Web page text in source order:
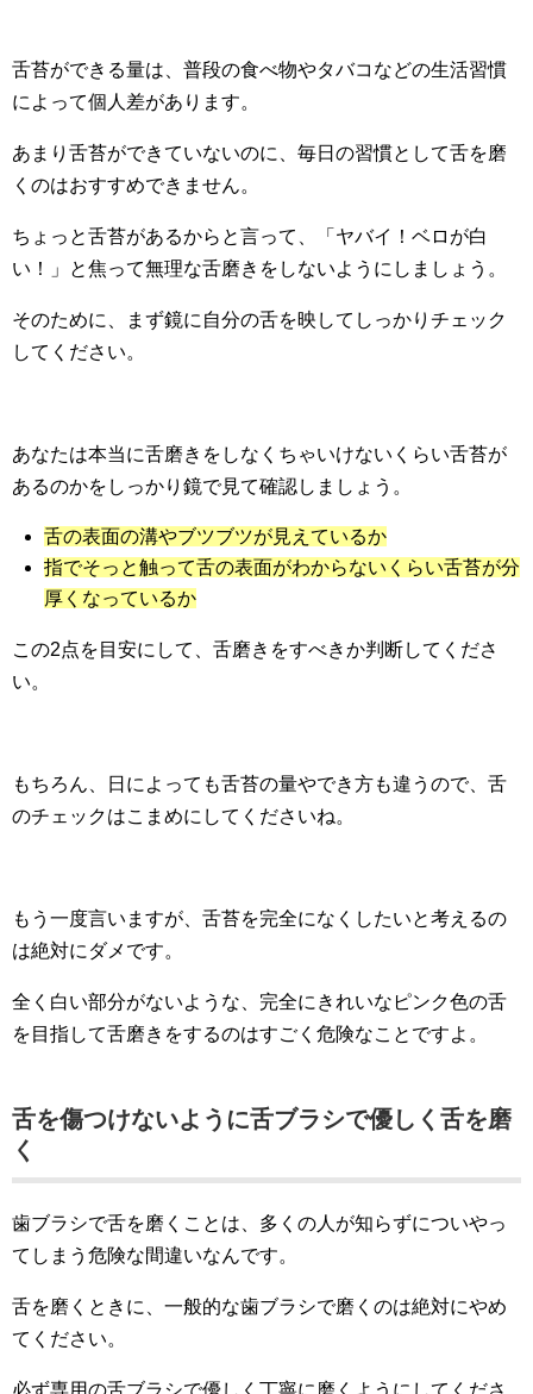
舌苔ができる量は、普段の食べ物やタバコなどの生活習慣
によって個人差があります。
あまり舌苔ができていないのに、毎日の習慣として舌を磨
くのはおすすめできません。
ちょっと舌苔があるからと言って、「ヤバイ！ベロが白
い！」と焦って無理な舌磨きをしないようにしましょう。
そのために、まず鏡に自分の舌を映してしっかりチェック
してください。
あなたは本当に舌磨きをしなくちゃいけないくらい舌苔が
あるのかをしっかり鏡で見て確認しましょう。
舌の表面の溝やブツブツが見えているか
指でそっと触って舌の表面がわからないくらい舌苔が分
厚くなっているか
この2点を目安にして、舌磨きをすべきか判断してくださ
い。
もちろん、日によっても舌苔の量やでき方も違うので、舌
のチェックはこまめにしてくださいね。
もう一度言いますが、舌苔を完全になくしたいと考えるの
は絶対にダメです。
全く白い部分がないような、完全にきれいなピンク色の舌
を目指して舌磨きをするのはすごく危険なことですよ。
舌を傷つけないように舌ブラシで優しく舌を磨
く
歯ブラシで舌を磨くことは、多くの人が知らずについやっ
てしまう危険な間違いなんです。
舌を磨くときに、一般的な歯ブラシで磨くのは絶対にやめ
てください。